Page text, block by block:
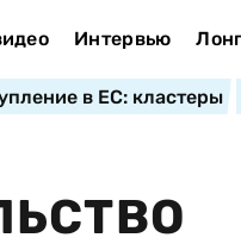
Интервью
в ЕС: кластеры